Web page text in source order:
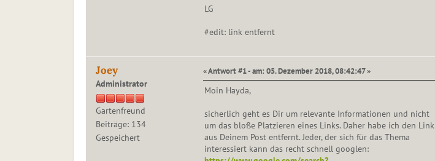
LG
#edit: link entfernt
Joey
Administrator
Gartenfreund
Beiträge: 134
Gespeichert
« Antwort #1 - am: 05. Dezember 2018, 08:42:47 »
Moin Hayda,
sicherlich geht es Dir um relevante Informationen und nicht
um das bloße Platzieren eines Links. Daher habe ich den Link
aus Deinem Post entfernt. Jeder, der sich für das Thema
interessiert kann das recht schnell googlen: